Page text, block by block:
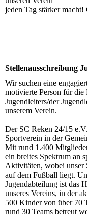
jeden Tag stärker
Stellenausschreibung
Wir suchen eine
motivierte Person für die
Jugendleiters/der
unserem Verein.
Der SC Reken 24/15
Sportverein in der
Mit rund 1.400
ein breites Spektrum an
Aktivitäten, wobei unser
auf dem Fußball liegt.
Jugendabteilung ist das
unseres Vereins, in der
500 Kinder von über 70
rund 30 Teams betreut